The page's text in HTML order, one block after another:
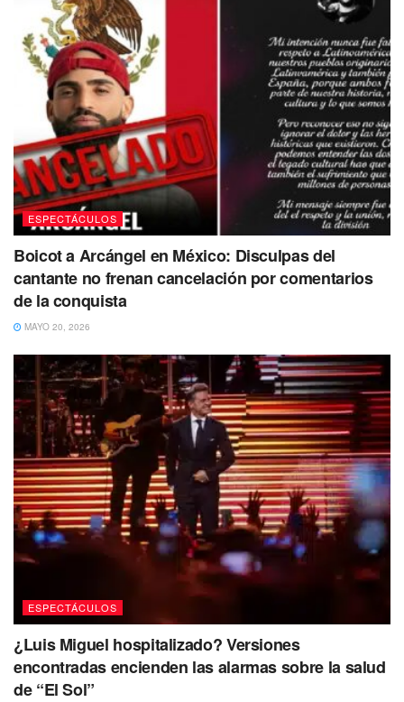
ESPECTÁCULOS
Boicot a Arcángel en México: Disculpas del
cantante no frenan cancelación por comentarios
de la conquista
MAYO 20, 2026
ESPECTÁCULOS
¿Luis Miguel hospitalizado? Versiones
encontradas encienden las alarmas sobre la salud
de “El Sol”